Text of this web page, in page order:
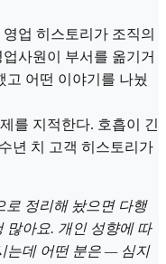
업 히스토리가 조직의
사원이 부서를 옮기거
고 어떤 이야기를 나눴
를 지적한다. 호흡이 긴
년 치 고객 히스토리가
로 정리해 놨으면 다행
많아요. 개인 성향에 따
는데 어떤 분은 — 심지